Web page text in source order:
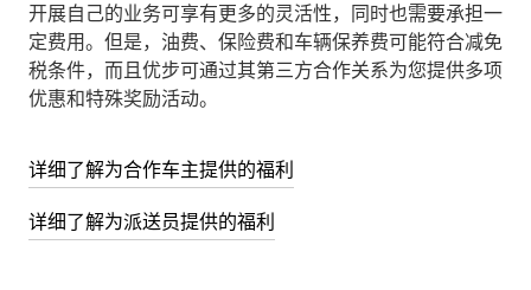
开展自己的业务可享有更多的灵活性，同时也需要承担一
定费用。但是，油费、保险费和车辆保养费可能符合减免
税条件，而且优步可通过其第三方合作关系为您提供多项
优惠和特殊奖励活动。
详细了解为合作车主提供的福利
详细了解为派送员提供的福利